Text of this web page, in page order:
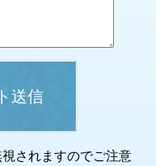
送信
されますのでご注意